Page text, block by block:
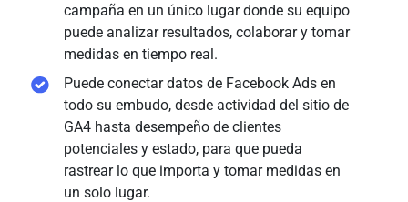
campaña en un único lugar donde su equipo
puede analizar resultados, colaborar y tomar
medidas en tiempo real.
Puede conectar datos de Facebook Ads en
todo su embudo, desde actividad del sitio de
GA4 hasta desempeño de clientes
potenciales y estado, para que pueda
rastrear lo que importa y tomar medidas en
un solo lugar.